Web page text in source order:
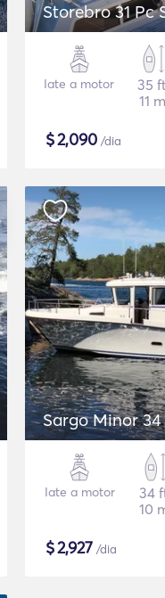
Storebro 31 Pc
Iate a motor
35
11 m
$2,090 /dia
Sargo Minor
Iate a motor
34
10
$2,927 /dia